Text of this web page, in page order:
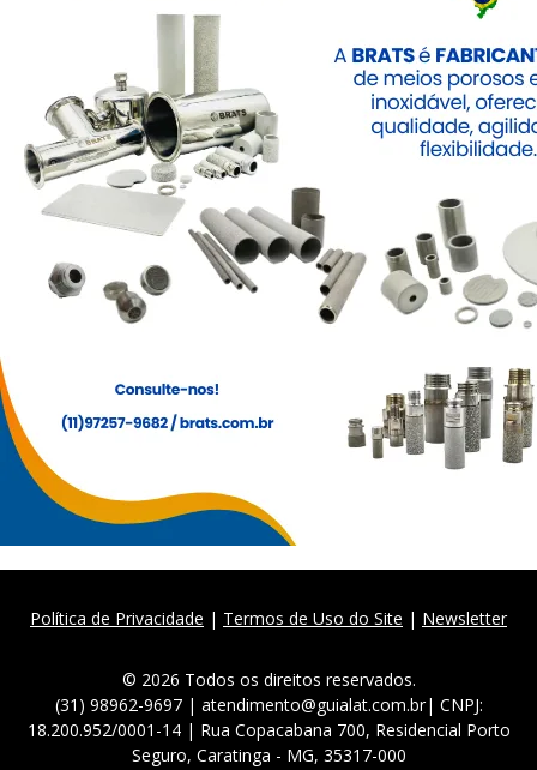
Política de Privacidade | Termos de Uso do Site | Newsletter
© 2026 Todos os direitos reservados.
(31) 98962-9697 | atendimento@guialat.com.br| CNPJ:
18.200.952/0001-14 | Rua Copacabana 700, Residencial Porto
Seguro, Caratinga - MG, 35317-000